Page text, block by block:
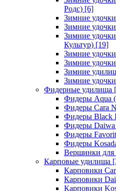
Родс) [6]
Зимние
Зимние
Зимние
Культур) [19]
Зимние
Зимние
Зимние
Зимние
Фидерные удилища
Фидеры Aqua
Фидеры Cara
Фидеры Black
Фидеры Daiwa
Фидеры
Фидеры
Вершинки для
Карповые удилища
Карповики
Карповики
Карповики